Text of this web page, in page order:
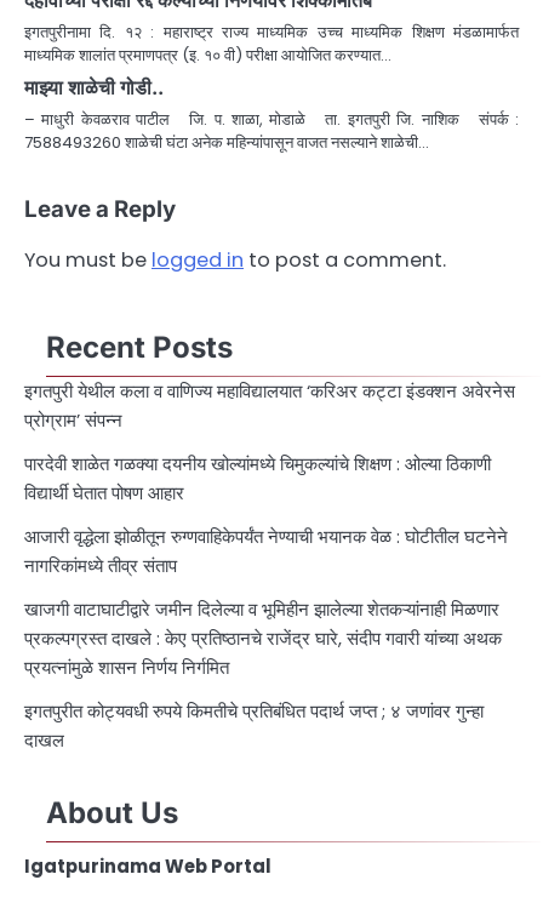
इगतपुरीनामा दि. १२ : महाराष्ट्र राज्य माध्यमिक उच्च माध्यमिक शिक्षण मंडळामार्फत
माध्यमिक शालांत प्रमाणपत्र (इ. १० वी) परीक्षा आयोजित करण्यात…
माझ्या शाळेची गोडी..
– माधुरी केवळराव पाटील जि. प. शाळा, मोडाळे ता. इगतपुरी जि. नाशिक संपर्क :
7588493260 शाळेची घंटा अनेक महिन्यांपासून वाजत नसल्याने शाळेची…
Leave a Reply
You must be logged in to post a comment.
Recent Posts
इगतपुरी येथील कला व वाणिज्य महाविद्यालयात ‘करिअर कट्टा इंडक्शन अवेरनेस
प्रोग्राम’ संपन्न
पारदेवी शाळेत गळक्या दयनीय खोल्यांमध्ये चिमुकल्यांचे शिक्षण : ओल्या ठिकाणी
विद्यार्थी घेतात पोषण आहार
आजारी वृद्धेला झोळीतून रुग्णवाहिकेपर्यंत नेण्याची भयानक वेळ : घोटीतील घटनेने
नागरिकांमध्ये तीव्र संताप
खाजगी वाटाघाटीद्वारे जमीन दिलेल्या व भूमिहीन झालेल्या शेतकऱ्यांनाही मिळणार
प्रकल्पग्रस्त दाखले : केए प्रतिष्ठानचे राजेंद्र घारे, संदीप गवारी यांच्या अथक
प्रयत्नांमुळे शासन निर्णय निर्गमित
इगतपुरीत कोट्यवधी रुपये किमतीचे प्रतिबंधित पदार्थ जप्त ; ४ जणांवर गुन्हा
दाखल
About Us
Igatpurinama Web Portal